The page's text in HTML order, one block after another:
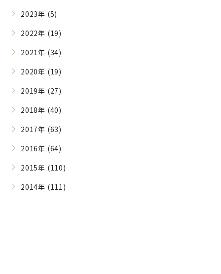
2023年 (5)
2022年 (19)
2021年 (34)
2020年 (19)
2019年 (27)
2018年 (40)
2017年 (63)
2016年 (64)
2015年 (110)
2014年 (111)